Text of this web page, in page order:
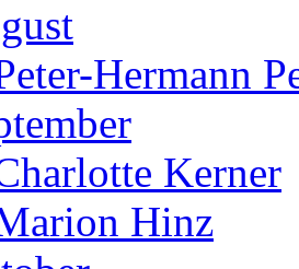
Hermann
Kerner
Hinz